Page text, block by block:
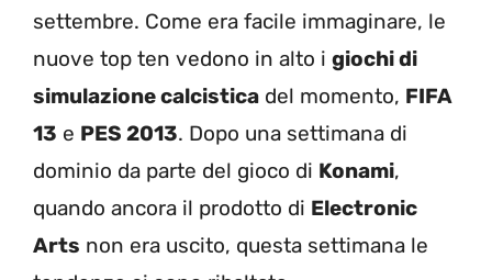
settembre. Come era facile immaginare, le
nuove top ten vedono in alto i giochi di
simulazione calcistica del momento, FIFA
13 e PES 2013. Dopo una settimana di
dominio da parte del gioco di Konami,
quando ancora il prodotto di Electronic
Arts non era uscito, questa settimana le